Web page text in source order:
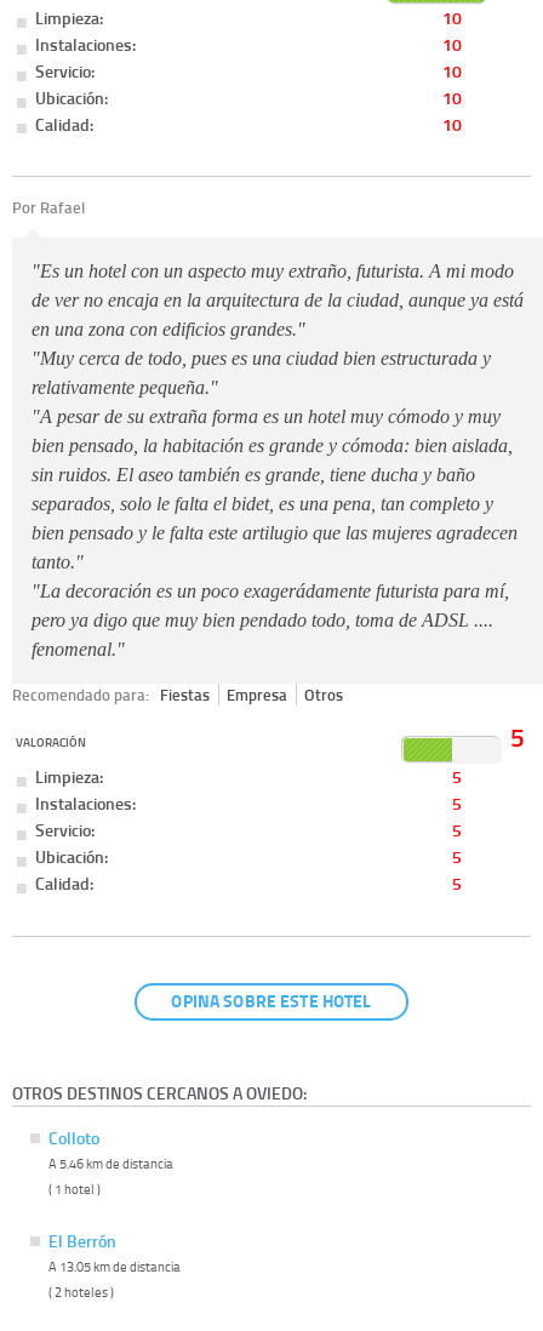
Limpieza:
10
Instalaciones:
10
Servicio:
10
Ubicación:
10
Calidad:
10
Por Rafael
"Es un hotel con un aspecto muy extraño, futurista. A mi modo
de ver no encaja en la arquitectura de la ciudad, aunque ya está
en una zona con edificios grandes."
"Muy cerca de todo, pues es una ciudad bien estructurada y
relativamente pequeña."
"A pesar de su extraña forma es un hotel muy cómodo y muy
bien pensado, la habitación es grande y cómoda: bien aislada,
sin ruidos. El aseo también es grande, tiene ducha y baño
separados, solo le falta el bidet, es una pena, tan completo y
bien pensado y le falta este artilugio que las mujeres agradecen
tanto."
"La decoración es un poco exagerádamente futurista para mí,
pero ya digo que muy bien pendado todo, toma de ADSL ....
fenomenal."
Recomendado para: Fiestas Empresa Otros
VALORACIÓN 5
Limpieza:
5
Instalaciones:
5
Servicio:
5
Ubicación:
5
Calidad:
5
OPINA SOBRE ESTE HOTEL
OTROS DESTINOS CERCANOS A OVIEDO:
Colloto
A 5.46 km de distancia
( 1 hotel )
El Berrón
A 13.05 km de distancia
( 2 hoteles )